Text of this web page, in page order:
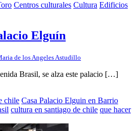
Centros culturales Cultura Edificios
Elguín
de los Angeles Astudillo
Brasil, se alza este palacio […]
chile Casa Palacio Elguin en Barrio
cultura en santiago de chile que hacer